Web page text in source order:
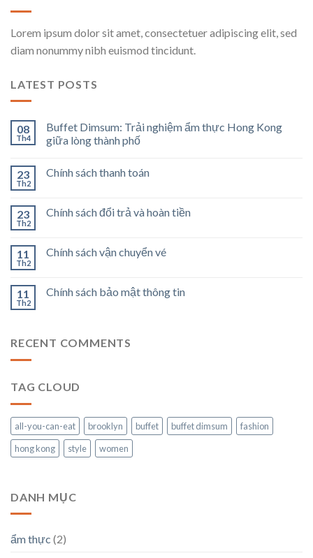
Lorem ipsum dolor sit amet, consectetuer adipiscing elit, sed
diam nonummy nibh euismod tincidunt.
LATEST POSTS
08
Th4
Buffet Dimsum: Trải nghiệm ẩm thực Hong Kong
giữa lòng thành phố
23
Th2
Chính sách thanh toán
23
Th2
Chính sách đổi trả và hoàn tiền
11
Th2
Chính sách vận chuyển vé
11
Th2
Chính sách bảo mật thông tin
RECENT COMMENTS
TAG CLOUD
all-you-can-eat brooklyn buffet buffet dimsum
fashion
hong kong
style women
DANH MỤC
ẩm thực (2)